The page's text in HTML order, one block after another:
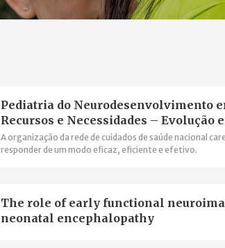
Pediatria do Neurodesenvolvimento
Recursos e Necessidades – Evolução
A organização da rede de cuidados de saúde nacional
responder de um modo eficaz, eficiente e efetivo.
The role of early functional
neonatal encephalopathy